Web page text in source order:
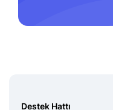
Destek Hattı